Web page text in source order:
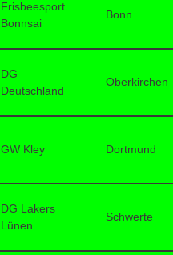
Frisbeesport
Bonnsai
Bonn
DG
Deutschland
Oberkirchen
GW Kley Dortmund
DG Lakers
Lünen
Schwerte